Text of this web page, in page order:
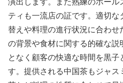
演出します。また熟練のホール
ティも一流店の証です。適切な
替えや料理の進行状況に合わ
の背景や食材に関する的確な説
となく顧客の快適な時間を黒子
す。提供される中国茶もジャ